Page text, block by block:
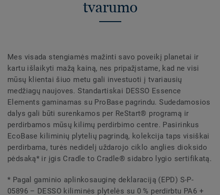
tvarumo
Mes visada stengiamės mažinti savo poveikį planetai ir
kartu išlaikyti mažą kainą, nes pripažįstame, kad ne visi
mūsų klientai šiuo metu gali investuoti į tvariausių
medžiagų naujoves. Standartiskai DESSO Essence
Elements gaminamas su ProBase pagrindu. Sudedamosios
dalys gali būti surenkamos per ReStart® programą ir
perdirbamos mūsų kilimų perdirbimo centre. Pasirinkus
EcoBase kiliminių plytelių pagrindą, kolekcija taps visiškai
perdirbama, turės nedidelį uždarojo ciklo anglies dioksido
pėdsaką* ir įgis Cradle to Cradle® sidabro lygio sertifikatą.
* Pagal gaminio aplinkosauginę deklaraciją (EPD) S-P-
05896 – DESSO kiliminės plytelės su 0 % perdirbtu PA6 +